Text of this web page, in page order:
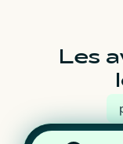
Les